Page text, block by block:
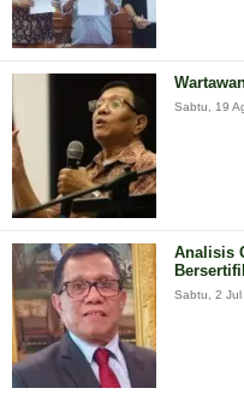
Sabtu, 19
Analisis
Sabtu, 2 Jul